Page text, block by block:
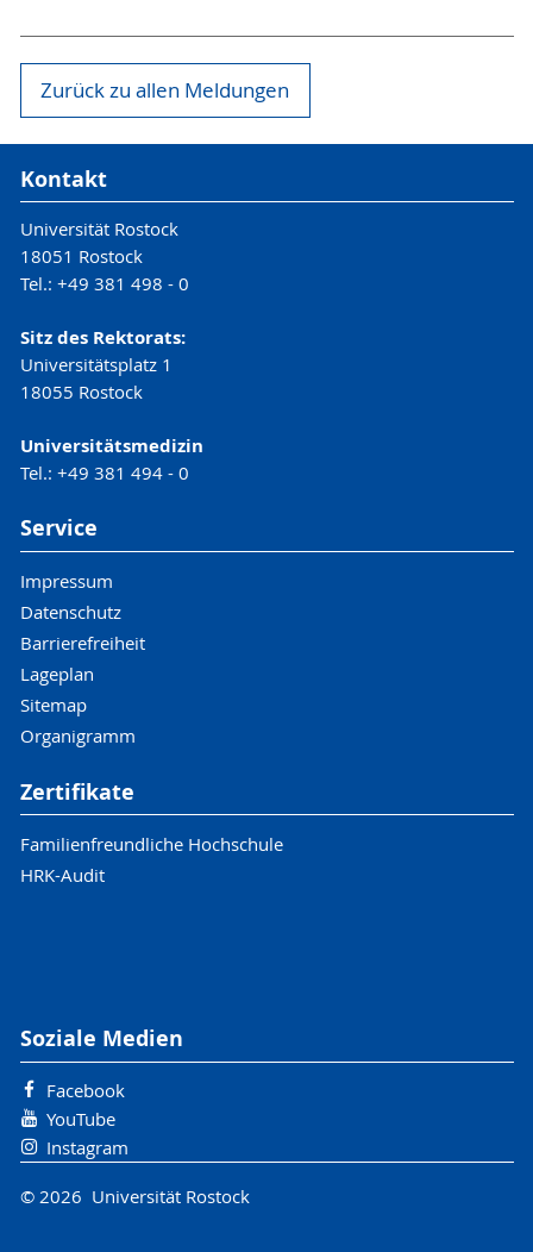
Zurück zu allen Meldungen
Kontakt
Universität Rostock
18051 Rostock
Tel.: +49 381 498 - 0
Sitz des Rektorats:
Universitätsplatz 1
18055 Rostock
Universitätsmedizin
Tel.: +49 381 494 - 0
Service
Impressum
Datenschutz
Barrierefreiheit
Lageplan
Sitemap
Organigramm
Zertifikate
Familienfreundliche Hochschule
HRK-Audit
Soziale Medien
Facebook
YouTube
Instagram
© 2026 Universität Rostock